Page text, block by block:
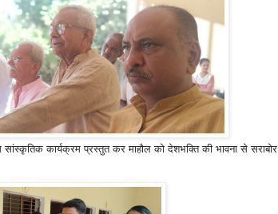
सांस्कृतिक कार्यक्रम प्रस्तुत कर माहौल को देशभक्ति की भावना से सराबोर